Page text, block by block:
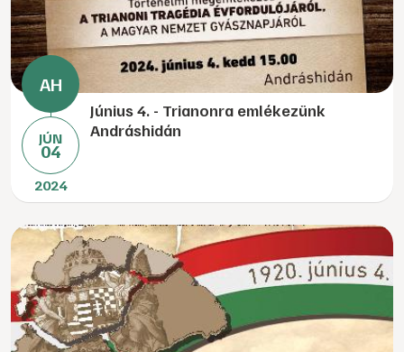
JÚN
04
2024
Június 4. - Trianonra emlékezünk
Andráshidán